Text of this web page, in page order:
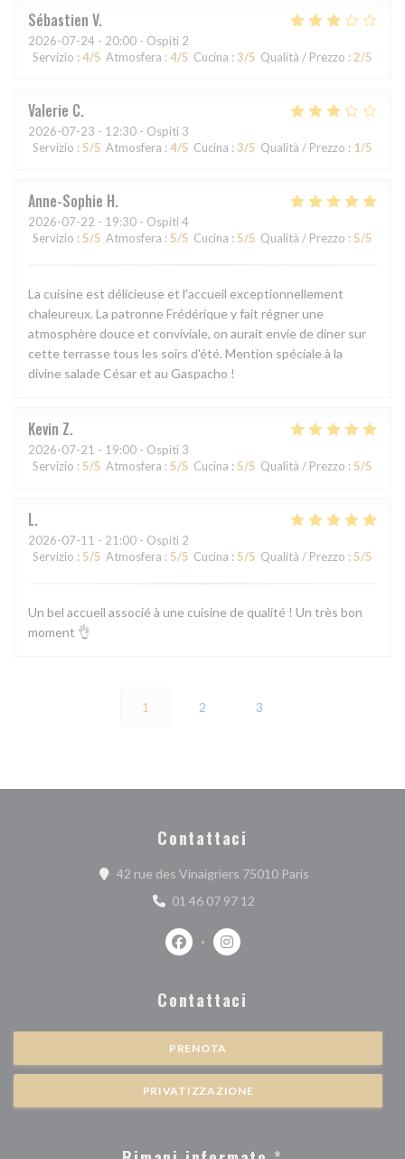
Sébastien V
2026-07-24 - 20:00 - Ospiti 2
Servizio : 4/5 Atmosfera : 4/5 Cucina : 3/5 Qualità / Prezzo : 2/5
Valerie C
2026-07-23 - 12:30 - Ospiti 3
Servizio : 5/5 Atmosfera : 4/5 Cucina : 3/5 Qualità / Prezzo : 1/5
Anne-Sophie H
2026-07-22 - 19:30 - Ospiti 4
Servizio : 5/5 Atmosfera : 5/5 Cucina : 5/5 Qualità / Prezzo : 5/5
La cuisine est délicieuse et l'accueil exceptionnellement
chaleureux. La patronne Frédérique y fait régner une
atmosphère douce et conviviale, on aurait envie de diner sur
cette terrasse tous les soirs d'été. Mention spéciale à la
divine salade César et au Gaspacho !
Kevin Z
2026-07-21 - 19:00 - Ospiti 3
Servizio : 5/5 Atmosfera : 5/5 Cucina : 5/5 Qualità / Prezzo : 5/5
L
2026-07-11 - 21:00 - Ospiti 2
Servizio : 5/5 Atmosfera : 5/5 Cucina : 5/5 Qualità / Prezzo : 5/5
Un bel accueil associé à une cuisine de qualité ! Un très bon
moment 👌
1 2 3
Contattaci
42 rue des Vinaigriers 75010 Paris
01 46 07 97 12
Facebook ((apre una nuova finestra))
Instagram ((apre una nuova
Contattaci
PRENOTA
PRIVATIZZAZIONE